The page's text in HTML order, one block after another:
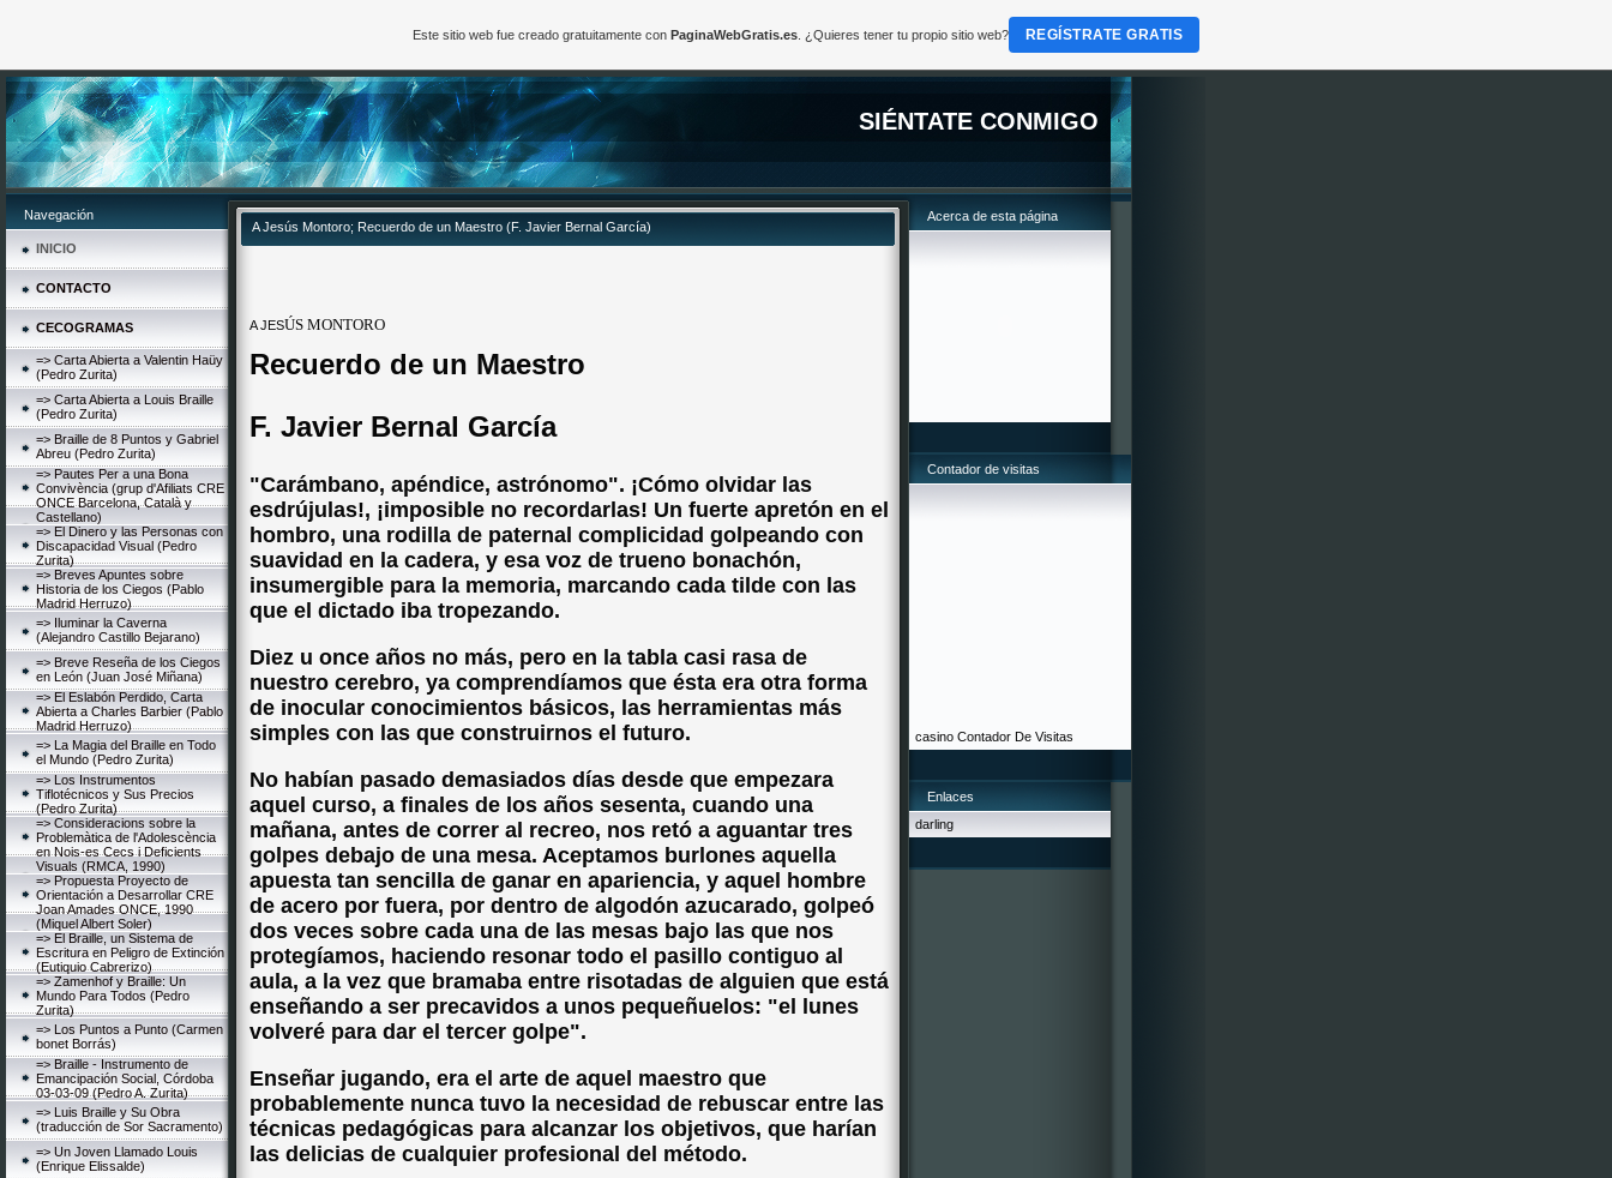
SIÉNTATE CONMIGO
Navegación
INICIO
CONTACTO
CECOGRAMAS
=> Carta Abierta a Valentin Haüy
(Pedro Zurita)
=> Carta Abierta a Louis Braille
(Pedro Zurita)
=> Braille de 8 Puntos y Gabriel
Abreu (Pedro Zurita)
=> Pautes Per a una Bona
Convivència (grup d'Afiliats CRE
ONCE Barcelona, Català y
Castellano)
=> El Dinero y las Personas con
Discapacidad Visual (Pedro
Zurita)
=> Breves Apuntes sobre
Historia de los Ciegos (Pablo
Madrid Herruzo)
=> Iluminar la Caverna
(Alejandro Castillo Bejarano)
=> Breve Reseña de los Ciegos
en León (Juan José Miñana)
=> El Eslabón Perdido, Carta
Abierta a Charles Barbier (Pablo
Madrid Herruzo)
=> La Magia del Braille en Todo
el Mundo (Pedro Zurita)
=> Los Instrumentos
Tiflotécnicos y Sus Precios
(Pedro Zurita)
=> Consideracions sobre la
Problemàtica de l'Adolescència
en Nois-es Cecs i Deficients
Visuals (RMCA, 1990)
=> Propuesta Proyecto de
Orientación a Desarrollar CRE
Joan Amades ONCE, 1990
(Miquel Albert Soler)
=> El Braille, un Sistema de
Escritura en Peligro de Extinción
(Eutiquio Cabrerizo)
=> Zamenhof y Braille: Un
Mundo Para Todos (Pedro
Zurita)
=> Los Puntos a Punto (Carmen
bonet Borrás)
=> Braille - Instrumento de
Emancipación Social, Córdoba
03-03-09 (Pedro A. Zurita)
=> Luis Braille y Su Obra
(traducción de Sor Sacramento)
=> Un Joven Llamado Louis
(Enrique Elissalde)
A Jesús Montoro; Recuerdo de un Maestro (F. Javier Bernal García)
A JESÚS MONTORO
Recuerdo de un Maestro
F. Javier Bernal García
"Carámbano, apéndice, astrónomo". ¡Cómo olvidar las
esdrújulas!, ¡imposible no recordarlas! Un fuerte apretón en el
hombro, una rodilla de paternal complicidad golpeando con
suavidad en la cadera, y esa voz de trueno bonachón,
insumergible para la memoria, marcando cada tilde con las
que el dictado iba tropezando.
Diez u once años no más, pero en la tabla casi rasa de
nuestro cerebro, ya comprendíamos que ésta era otra forma
de inocular conocimientos básicos, las herramientas más
simples con las que construirnos el futuro.
No habían pasado demasiados días desde que empezara
aquel curso, a finales de los años sesenta, cuando una
mañana, antes de correr al recreo, nos retó a aguantar tres
golpes debajo de una mesa. Aceptamos burlones aquella
apuesta tan sencilla de ganar en apariencia, y aquel hombre
de acero por fuera, por dentro de algodón azucarado, golpeó
dos veces sobre cada una de las mesas bajo las que nos
protegíamos, haciendo resonar todo el pasillo contiguo al
aula, a la vez que bramaba entre risotadas de alguien que está
enseñando a ser precavidos a unos pequeñuelos: "el lunes
volveré para dar el tercer golpe".
Enseñar jugando, era el arte de aquel maestro que
probablemente nunca tuvo la necesidad de rebuscar entre las
técnicas pedagógicas para alcanzar los objetivos, que harían
las delicias de cualquier profesional del método.
Acerca de esta página
Contador de visitas
casino Contador De Visitas
Enlaces
darling
Este sitio web fue creado gratuitamente con PaginaWebGratis.es. ¿Quieres tener tu propio sitio web? REGÍSTRATE GRATIS